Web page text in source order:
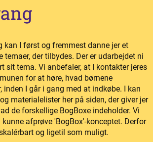
kan I først og fremmest danne jer et
temaer, der tilbydes. Der er udarbejdet ni
sit tema. Vi anbefaler, at I kontakter jeres
for at høre, hvad børnene
inden I går i gang med at indkøbe. I kan
materialelister her på siden, der giver jer
de forskellige BogBoxe indeholder. Vi
afprøve 'BogBox'-konceptet. Derfor
og ligetil som muligt.